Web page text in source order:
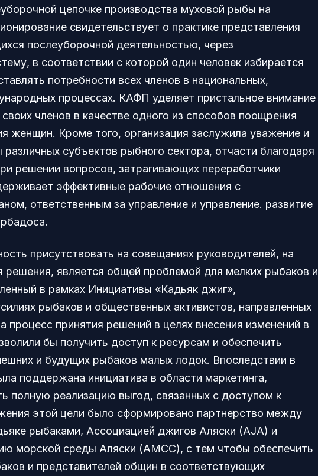
цепочке производства муховой рыбы на
свидетельствует о практике представления
послеуборочной деятельностью, через
в соответствии с которой один человек избирается
потребности всех членов в национальных,
процессах. КАФП уделяет пристальное внимание
членов в качестве одного из способов поощрения
женщин. Кроме того, организация заслужила уважение и
субъектов рыбного сектора, отчасти благодаря
решении вопросов, затрагивающих переработчики
эффективные рабочие отношения с
ответственным за управление и управление. развитие
присутствовать на совещаниях руководителей, на
решения, является общей проблемой для мелких рыбаков и
в рамках Инициативы «Кадьяк джиг»,
рыбаков и общественных активистов, направленных
процесс принятия решений в целях внесения изменений в
бы получить доступ к ресурсам и обеспечить
и будущих рыбаков малых лодок. Впоследствии в
поддержана инициатива в области маркетинга,
полную реализацию выгод, связанных с доступом к
этой цели было сформировано партнерство между
рыбаками, Ассоциацией джигов Аляски (AJA) и
морской среды Аляски (AMCC), с тем чтобы обеспечить
и представителей общин в соответствующих